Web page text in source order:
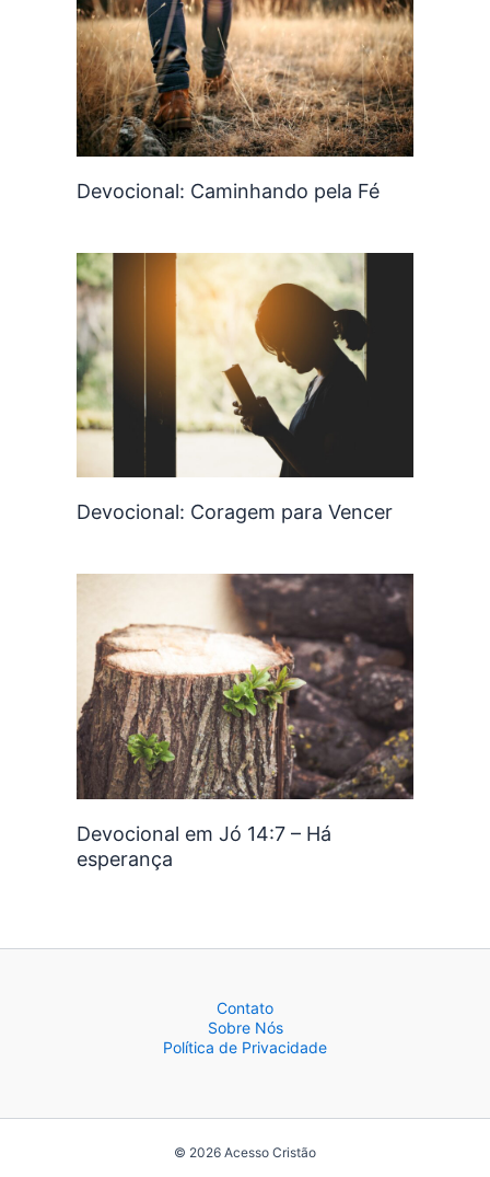
Devocional: Caminhando pela Fé
Devocional: Coragem para Vencer
Devocional em Jó 14:7 – Há
esperança
Contato
Sobre Nós
Política de Privacidade
© 2026 Acesso Cristão